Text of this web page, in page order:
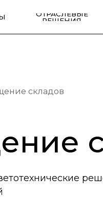
ОТРАСЛЕВЫЕ
РЕШЕНИЯ
БЛОГ
складов